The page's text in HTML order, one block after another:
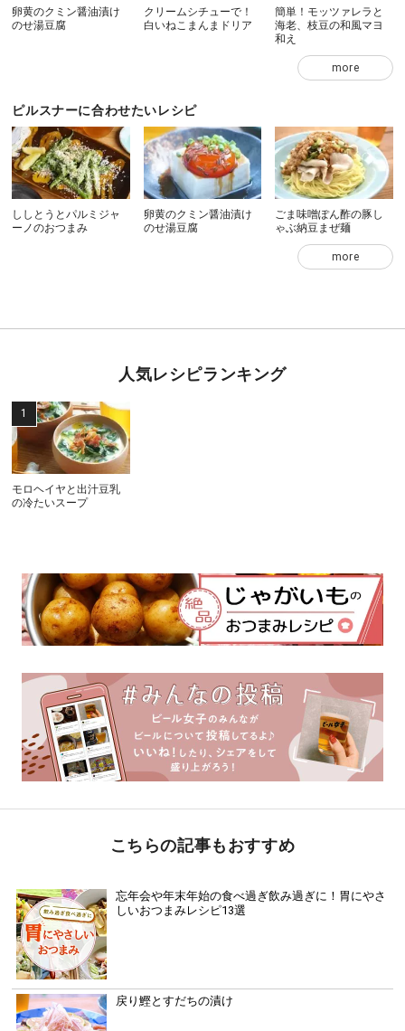
卵黄のクミン醤油漬け
のせ湯豆腐
クリームシチューで！
白いねこまんまドリア
簡単！モッツァレラと
海老、枝豆の和風マヨ
和え
more
ピルスナーに合わせたいレシピ
ししとうとパルミジャ
ーノのおつまみ
卵黄のクミン醤油漬け
のせ湯豆腐
ごま味噌ぽん酢の豚し
ゃぶ納豆まぜ麺
more
人気レシピランキング
モロヘイヤと出汁豆乳
の冷たいスープ
こちらの記事もおすすめ
忘年会や年末年始の食べ過ぎ飲み過ぎに！胃にやさ
しいおつまみレシピ13選
戻り鰹とすだちの漬け